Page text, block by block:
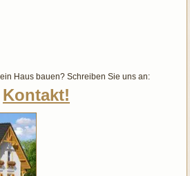
Haus bauen? Schreiben Sie uns an:
Kontakt!